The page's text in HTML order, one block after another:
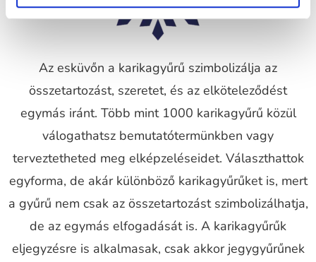
Az esküvőn a karikagyűrű szimbolizálja az
összetartozást, szeretet, és az elköteleződést
egymás iránt. Több mint 1000 karikagyűrű közül
válogathatsz bemutatótermünkben vagy
terveztetheted meg elképzeléseidet. Választhattok
egyforma, de akár különböző karikagyűrűket is, mert
a gyűrű nem csak az összetartozást szimbolizálhatja,
de az egymás elfogadását is. A karikagyűrűk
eljegyzésre is alkalmasak, csak akkor jegygyűrűnek